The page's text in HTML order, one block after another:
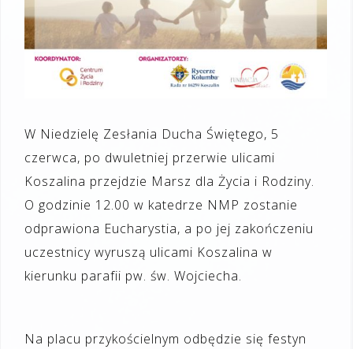
W Niedzielę Zesłania Ducha Świętego, 5
czerwca, po dwuletniej przerwie ulicami
Koszalina przejdzie Marsz dla Życia i Rodziny.
O godzinie 12.00 w katedrze NMP zostanie
odprawiona Eucharystia, a po jej zakończeniu
uczestnicy wyruszą ulicami Koszalina w
kierunku parafii pw. św. Wojciecha.
Na placu przykościelnym odbędzie się festyn